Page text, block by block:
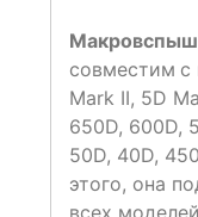
совместим с
Mark II, 5D
650D, 600D,
50D, 40D,
этого, она